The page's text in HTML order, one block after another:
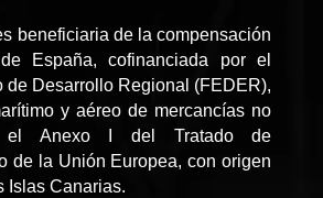
beneficiaria de la compensación
España, cofinanciada por el
de Desarrollo Regional (FEDER),
y aéreo de mercancías no
el Anexo I del Tratado de
de la Unión Europea, con origen
Islas Canarias.